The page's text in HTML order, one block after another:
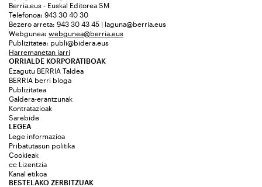
Berria.eus - Euskal Editorea SM
Telefonoa: 943 30 40 30
Bezero arreta: 943 30 43 45 | laguna@berria.eus
Webgunea: webgunea@berria.eus
Publizitatea: publi@bidera.eus
Harremanetan jarri
ORRIALDE KORPORATIBOAK
Ezagutu BERRIA Taldea
BERRIA berri bloga
Publizitatea
Galdera-erantzunak
Kontratazioak
Sarebide
LEGEA
Lege informazioa
Pribatutasun politika
Cookieak
cc Lizentzia
Kanal etikoa
BESTELAKO ZERBITZUAK